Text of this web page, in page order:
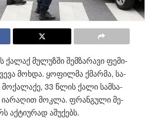
ქა­ლაქ მუ­ლუზ­ში შემ­ზა­რა­ვი ფე­მი­
მოხ­და. ყო­ფილ­მა ქმარ­მა, სა­
33 წლის ქალი სამ­სა­
ია­რა­ღით მოკ­ლა. ფრან­გუ­ლი მე­
აქ­ტი­უ­რად აშუ­ქებს.